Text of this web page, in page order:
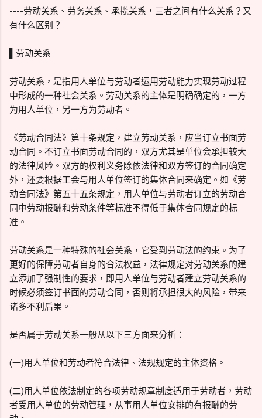
----劳动关系、劳务关系、承揽关系，三者之间有什么关系？又
有什么区别？
▌劳动关系
劳动关系，是指用人单位与劳动者运用劳动能力实现劳动过程
中形成的一种社会关系。劳动关系的主体是明确确定的，一方
为用人单位，另一方为劳动者。
《劳动合同法》第十条规定，建立劳动关系，应当订立书面劳
动合同。不订立书面劳动合同的，双方尤其是单位会承担较大
的法律风险。双方的权利义务除依法律和双方签订的合同确定
外，还要根据工会与用人单位签订的集体合同来确定。如《劳
动合同法》第五十五条规定，用人单位与劳动者订立的劳动合
同中劳动报酬和劳动条件等标准不得低于集体合同规定的标
准。
劳动关系是一种特殊的社会关系，它受到劳动法的约束。为了
更好的保障劳动者自身的合法权益，法律规定对劳动关系的建
立添加了强制性的要求，即用人单位与劳动者建立劳动关系的
时候必须签订书面的劳动合同，否则将承担很大的风险，带来
诸多不利后果。
是否属于劳动关系一般从以下三方面来分析：
(一)用人单位和劳动者符合法律、法规规定的主体资格。
(二)用人单位依法制定的各项劳动规章制度适用于劳动者，劳动
者受用人单位的劳动管理，从事用人单位安排的有报酬的劳